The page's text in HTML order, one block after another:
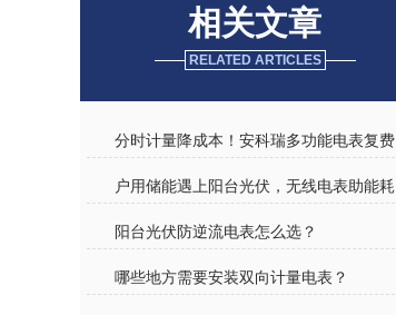
相关文章
RELATED ARTICLES
阳台光伏防逆流电表怎么选？
哪些地方需要安装双向计量电表？